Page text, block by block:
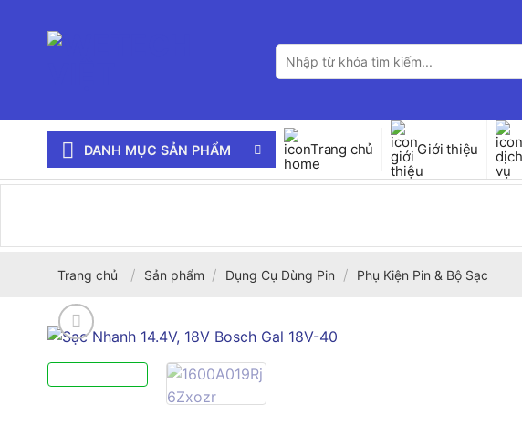
Tìm
kiếm:
DANH MỤC SẢN PHẨM Trang chủ Giới thiệu
Trang chủ / Sản phẩm / Dụng Cụ Dùng Pin / Phụ Kiện Pin & Bộ Sạc